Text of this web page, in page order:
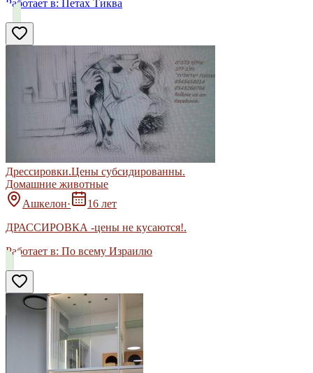
Работает в: Петах Тиква
Дрессировки.Цены субсидированны.
Домашние животные
Ашкелон·
16 лет
ДРАССИРОВКА -цены не кусаются!.
Работает в: По всему Израилю